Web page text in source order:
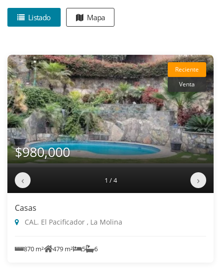
Listado Mapa
Reciente
Venta
$980,000
‹ 1 / 4 ›
Casas
CAL. El Pacificador , La Molina
870 m² 479 m² 5 6